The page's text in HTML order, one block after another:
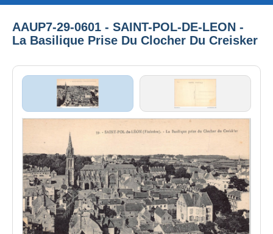
AAUP7-29-0601 - SAINT-POL-DE-LEON -
La Basilique Prise Du Clocher Du Creisker